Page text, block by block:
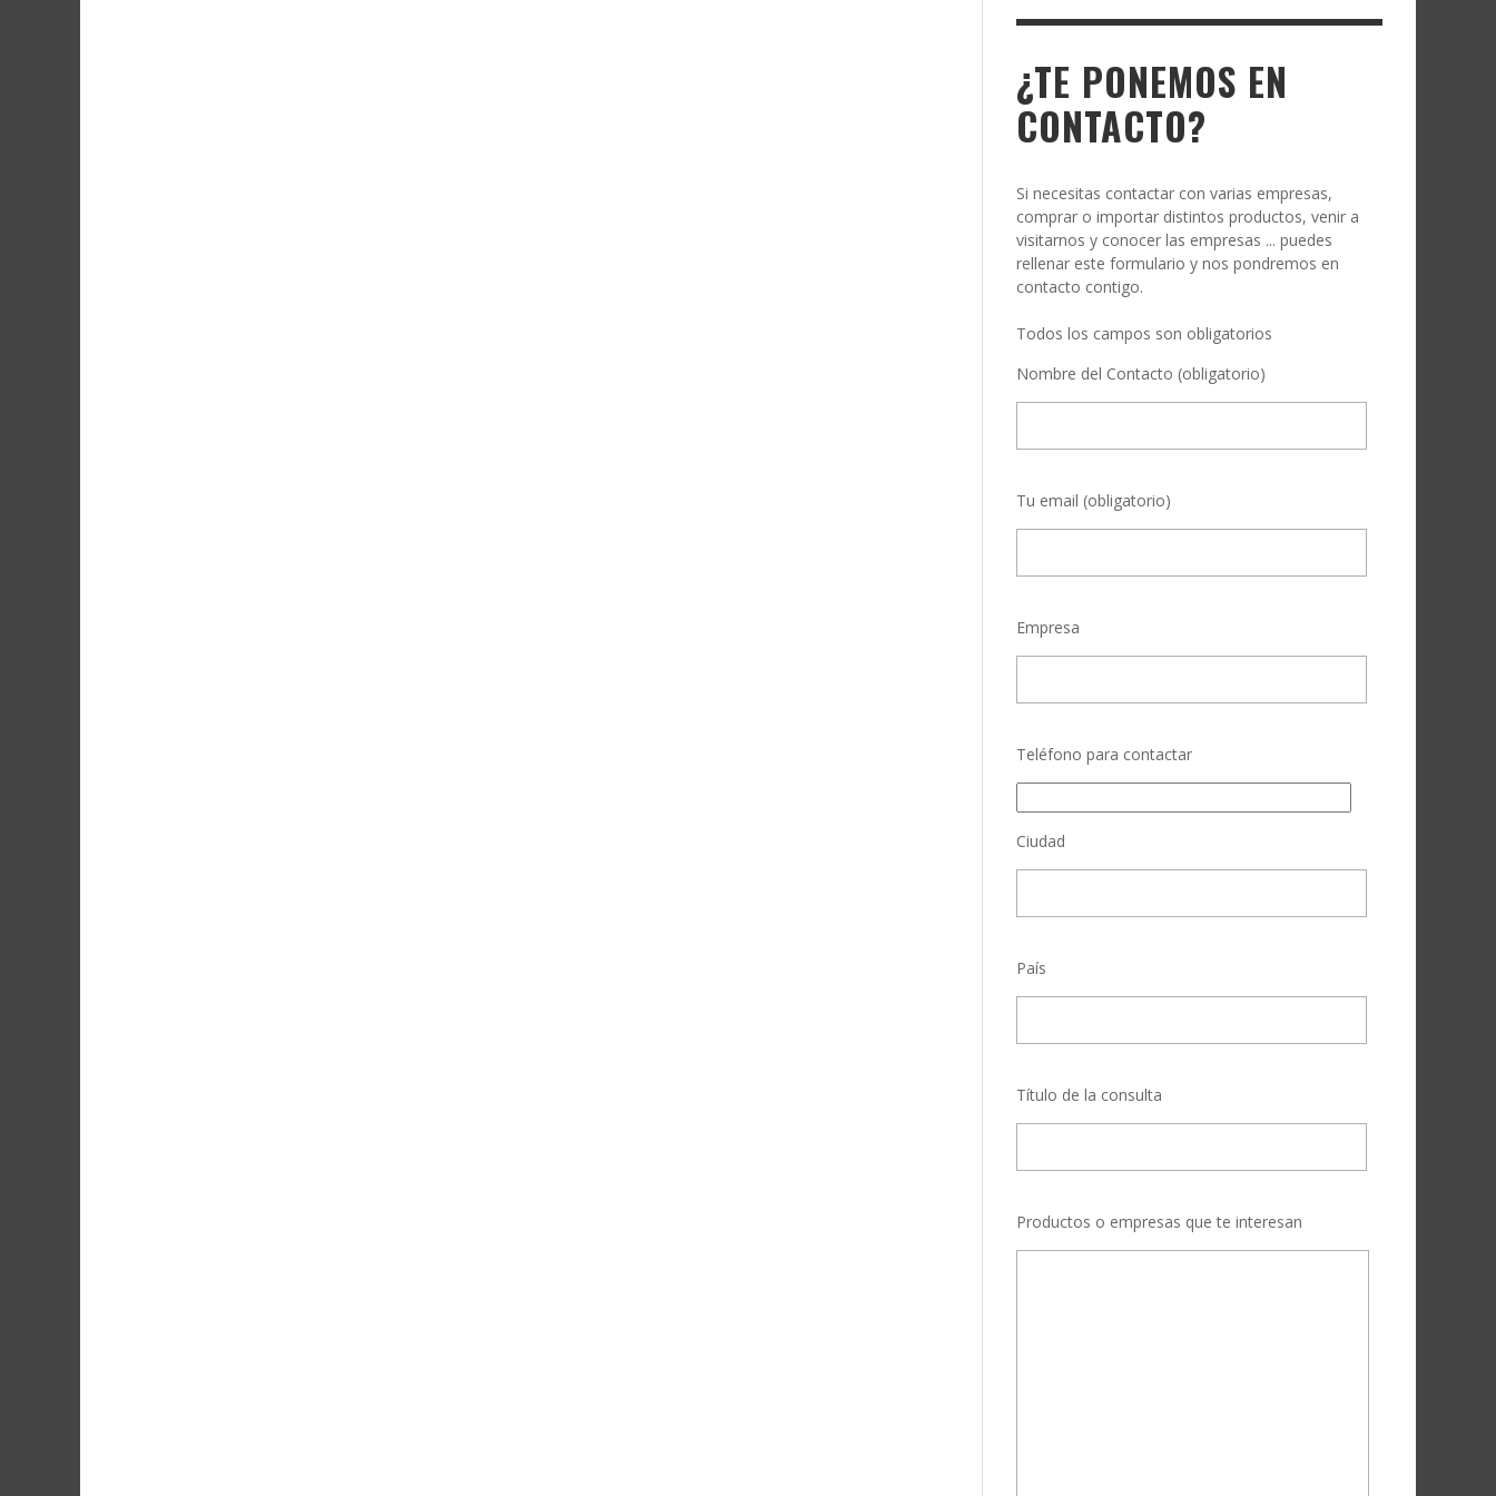
¿TE PONEMOS EN
CONTACTO?
Si necesitas contactar con varias empresas,
comprar o importar distintos productos, venir a
visitarnos y conocer las empresas ... puedes
rellenar este formulario y nos pondremos en
contacto contigo.
Todos los campos son obligatorios
Nombre del Contacto (obligatorio)
Tu email (obligatorio)
Empresa
Teléfono para contactar
Ciudad
País
Título de la consulta
Productos o empresas que te interesan